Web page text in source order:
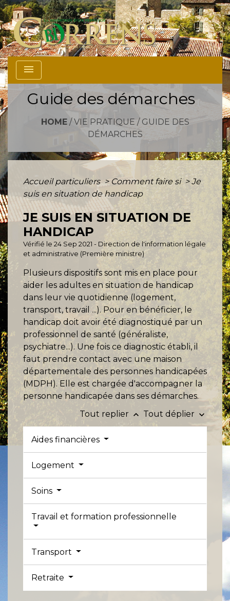
menu
Guide des démarches
HOME/ VIE PRATIQUE / GUIDE DES
DÉMARCHES
Accueil particuliers > Comment faire si > Je
suis en situation de handicap
JE SUIS EN SITUATION DE
HANDICAP
Vérifié le 24 Sep 2021 - Direction de l'information légale
et administrative (Première ministre)
Plusieurs dispositifs sont mis en place pour
aider les adultes en situation de handicap
dans leur vie quotidienne (logement,
transport, travail ...). Pour en bénéficier, le
handicap doit avoir été diagnostiqué par un
professionnel de santé (généraliste,
psychiatre...). Une fois ce diagnostic établi, il
faut prendre contact avec une maison
départementale des personnes handicapées
(MDPH). Elle est chargée d'accompagner la
personne handicapée dans ses démarches.
Tout replier keyboard_arrow_up Tout déplier keyboard_arrow_down
Aides financières
Logement
Soins
Travail et formation professionnelle
Transport
Retraite